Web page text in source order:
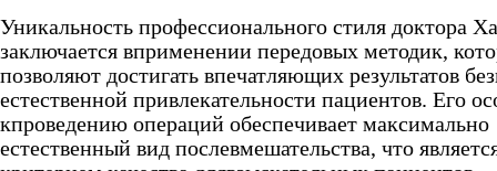
Уникальность профессионального стиля доктора
заключается вприменении передовых методик,
позволяют достигать впечатляющих результатов
естественной привлекательности пациентов. Его
кпроведению операций обеспечивает максимально
естественный вид послевмешательства, что